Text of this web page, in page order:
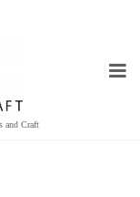
and Craft